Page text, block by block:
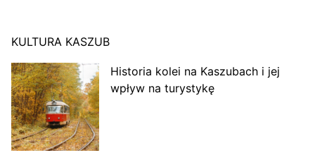
KULTURA KASZUB
Historia kolei na Kaszubach i jej
wpływ na turystykę